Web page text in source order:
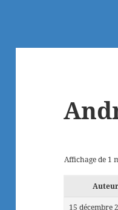
Affichage de 1
Auteur
15 décembre